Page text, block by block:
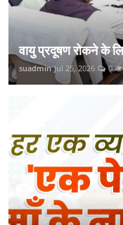
वायु प्रदूषण रोकने के
suadmin Jul 25, 2026 0